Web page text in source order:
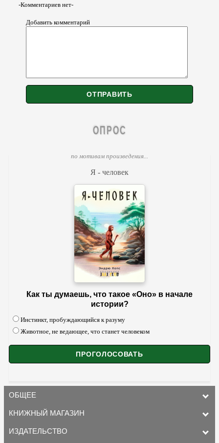
-Комментариев нет-
Добавить комментарий
ОПРОС
по мотивам произведения...
Я - человек
Как ты думаешь, что такое «Оно» в начале
истории?
Инстинкт, пробуждающийся к разуму
Животное, не ведающее, что станет человеком
ОБЩЕЕ
КНИЖНЫЙ МАГАЗИН
ИЗДАТЕЛЬСТВО